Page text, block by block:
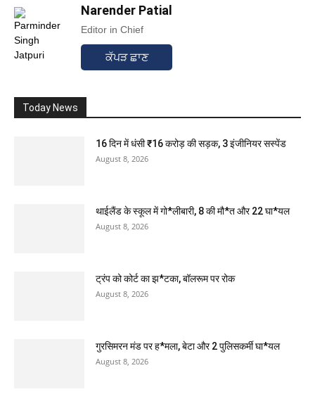
Narender Patial
Editor in Chief
ਕੱਪੜ ਛਾਣ
Today News
16 दिन में धंसी ₹16 करोड़ की सड़क, 3 इंजीनियर सस्पेंड
August 8, 2026
थाईलैंड के स्कूल में गो*लीबारी, 8 की मौ*त और 22 घा*यल
August 8, 2026
ट्रंप को कोर्ट का झ*टका, बॉलरूम पर रोक
August 8, 2026
गुरसिमरन मंड पर ह*मला, बेटा और 2 पुलिसकर्मी घा*यल
August 8, 2026